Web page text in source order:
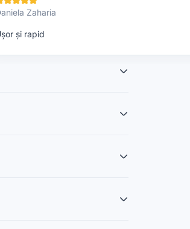
adaptate perfect nevoilor
Zaharia
și rapid